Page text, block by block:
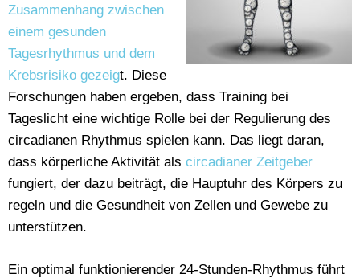
Zusammenhang zwischen
einem gesunden
Tagesrhythmus und dem
Krebsrisiko gezeigt. Diese
Forschungen haben ergeben, dass Training bei
Tageslicht eine wichtige Rolle bei der Regulierung des
circadianen Rhythmus spielen kann. Das liegt daran,
dass körperliche Aktivität als circadianer Zeitgeber
fungiert, der dazu beiträgt, die Hauptuhr des Körpers zu
regeln und die Gesundheit von Zellen und Gewebe zu
unterstützen.
Ein optimal funktionierender 24-Stunden-Rhythmus führt